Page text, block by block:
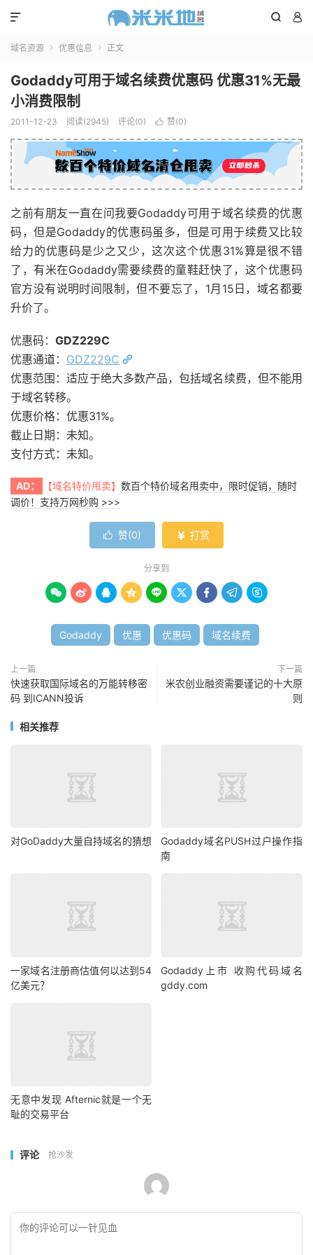
 

域名资源  优惠信息  正文
Godaddy可用于域名续费优惠码 优惠31%无最
小消费限制
2011-12-23 阅读(2945) 评论(0)  赞(0)
之前有朋友一直在问我要Godaddy可用于域名续费的优惠
码，但是Godaddy的优惠码虽多，但是可用于续费又比较
给力的优惠码是少之又少，这次这个优惠31%算是很不错
了，有米在Godaddy需要续费的童鞋赶快了，这个优惠码
官方没有说明时间限制，但不要忘了，1月15日，域名都要
升价了。
优惠码： GDZ229C
优惠通道： GDZ229C
优惠范围：适应于绝大多数产品，包括域名续费，但不能用
于域名转移。
优惠价格：优惠31%。
截止日期：未知。
支付方式：未知。
AD： 【域名特价甩卖】 数百个特价域名甩卖中，限时促销，随时
调价！支持万网秒购 >>>
 赞(0)  打赏
分享到
        
Godaddy 优惠 优惠码 域名续费
上一篇
快速获取国际域名的万能转移密
码 到ICANN投诉
下一篇
米农创业融资需要谨记的十大原
则
相关推荐
对GoDaddy大量自持域名的猜想
Godaddy域名PUSH过户操作指
南
一家域名注册商估值何以达到54
亿美元？
Godaddy上市 收购代码域名
gddy.com
无意中发现 Afternic就是一个无
耻的交易平台
评论 抢沙发